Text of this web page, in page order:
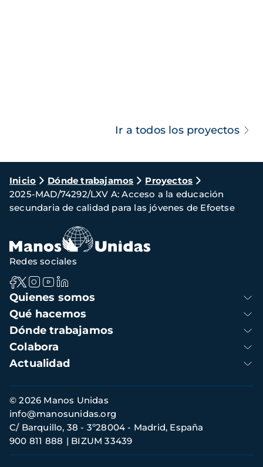
Ir a todos los proyectos
Ruta
de
navegación
Inicio Dónde trabajamos
Proyectos
2025-MAD/74292/LXV A: Acceso a la educación
secundaria de calidad para las jóvenes de Efoetse
Navegación
principal
Quienes somos
Qué hacemos
Dónde trabajamos
Colabora
Actualidad
Redes sociales
Información
de
contacto
© 2026 Manos Unidas
C/ Barquillo, 38 - 3º28004 - Madrid, España
900 811 888
BIZUM 33439
info@manosunidas.org